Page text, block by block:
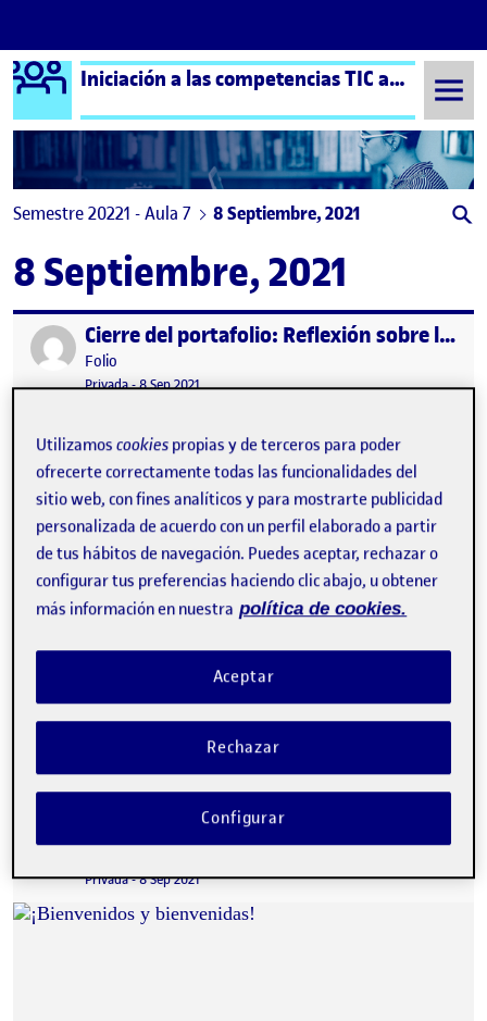
Saltar al contenido
Logo Ágora Iniciación a las competencias TIC aula 7
Semestre 20221 - Aula 7 8 Septiembre, 2021
8 Septiembre, 2021
Publicado por Cierre del portafolio: Reflexión sobre la trayectoria de aprendizaje
Publicado por
Folio
Visibilidad:
Privada-Fecha de publicación
8 Sep 202117 enero, 2023 9:16 pm
Buenas! Para concluir el cierre de mi portafolio personal quiero
exponer mi experiencia con la asignatura Iniciación a las
competencias TIC. Me…
¡Bienvenidos y bienvenidas!
Visibilidad:
Privada-Fecha de publicación
8 Sep 202123 noviembre, 2022 4:17 pm
Utilizamoscookies propias y de terceros para poder
ofrecerte correctamente todas las funcionalidades del
sitio web, con fines analíticos y para mostrarte publicidad
personalizada de acuerdo con un perfil elaborado a partir
de tus hábitos de navegación. Puedes aceptar, rechazar o
configurar tus preferencias haciendo clic abajo, u obtener
más información en nuestra política de cookies.
Rechazar
Aceptar
Configurar